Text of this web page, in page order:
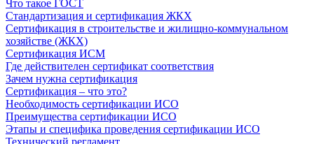
Что такое ГОСТ
Стандартизация и сертификация ЖКХ
Сертификация в строительстве и жилищно-коммунальном
хозяйстве (ЖКХ)
Сертификация ИСМ
Где действителен сертификат соответствия
Зачем нужна сертификация
Сертификация – что это?
Необходимость сертификации ИСО
Преимущества сертификации ИСО
Этапы и специфика проведения сертификации ИСО
Технический регламент